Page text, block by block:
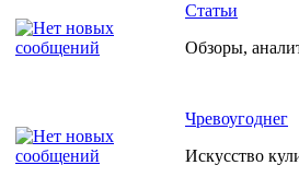
Статьи
Обзоры,
Чревоугоднег
Искусство